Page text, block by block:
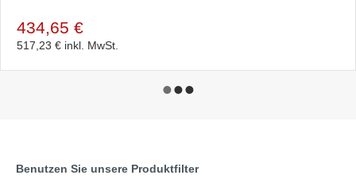
434,65 €
517,23 € inkl. MwSt.
Benutzen Sie unsere Produktfilter